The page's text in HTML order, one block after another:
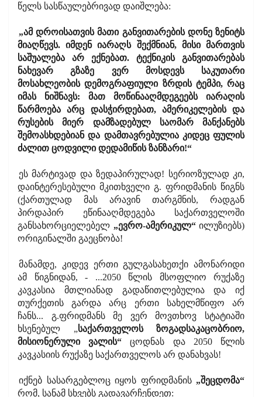
წელს სასწაულებრივად დაიშლება:
„ამ დროისათვის მათი განვითარების დონე ზენიტს
მიაღწევს. იმდენ იარაღს შექმნიან, მისი მართვის
საშუალება არ ექნებათ. ტექნიკის განვითარებას
ნახევარ გზაზე ვერ მოსდევს საკუთარი
მოსახლეობის დემოგრაფიული ზრდის ტემპი, რაც
იმას ნიშნავს: მათ მოწინააღმდეგეებს იარაღის
წარმოება არც დასჭირდებათ, ამერიკელების და
რუსების მიერ დამზადებულ საომარ მანქანებს
შემოასხდებიან და დამთავრებულია კიდეც ფულის
ძალით ცოდვილი დედამიწის ზანზარი!“
ეს მარტივად და ზედაპირულად! სერიოზულად კი,
დაინტერესებული მკითხველი გ. ფრიდმანის წიგნს
(ქართულად მას არავინ თარგმნის, რადგან
პირდაპირ ეწინააღმდეგება საქართველოში
განსახორციელებელ „ევრო-ამერიკულ“ილუზიებს)
ორიგინალში გაეცნობა!
მანამდე, კიდევ ერთი გულგასახეთქი ამონარიდი
ამ წიგნიდან, - ...2050 წლის მსოფლიო რუქაზე
კავკასია მთლიანად გადაწითლებულია და იქ
თურქეთის გარდა არც ერთი სახელმწიფო არ
ჩანს... გ.ფრიდმანს მე ვერ მოვთხოვ სტატიაში
ხსენებულ „საქართველოს ზოგადსაკაცობრიო,
მისიონერული ვალის“ ცოდნას და 2050 წლის
კავკასიის რუქაზე საქართველოს არ დანახვას!
იქნებ სასარგებლოც იყოს ფრიდმანის „შეცდომა“
რომ, სანამ სხვებს გადავარჩენდეთ: